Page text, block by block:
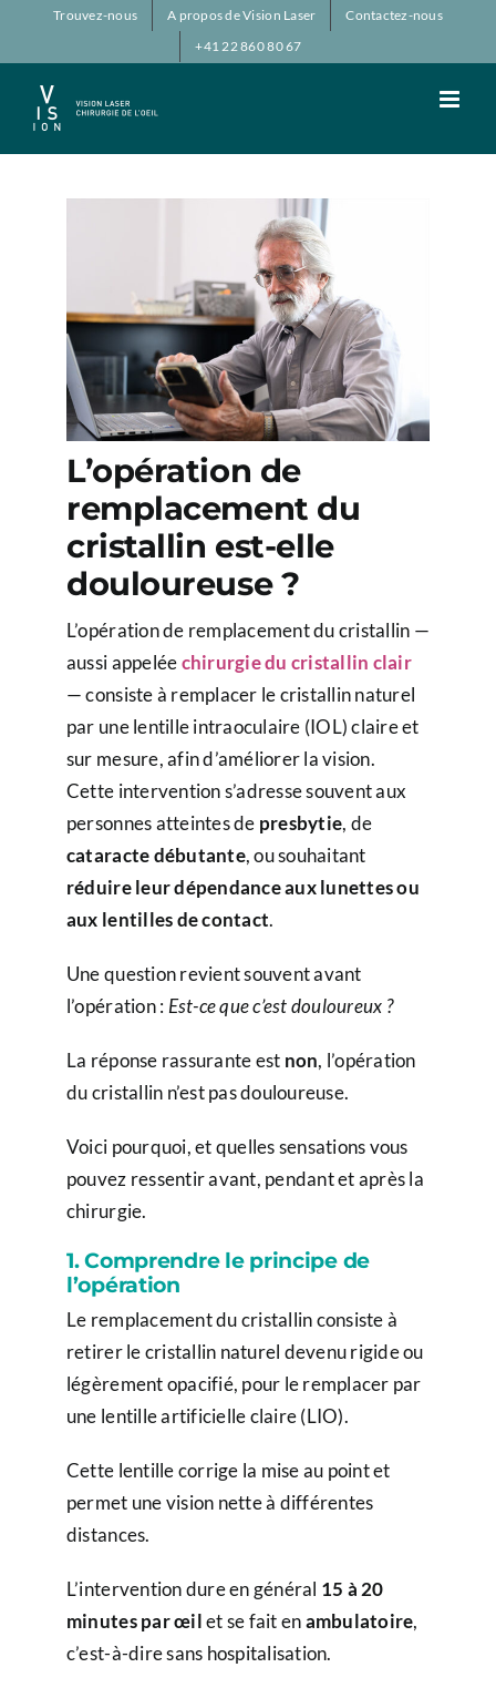
PasserTrouvez-nous A propos de Vision Laser
Contactez-nous
+41 22 860 80 67
L’opération de
remplacement du
cristallin est-elle
douloureuse ?
L’opération de remplacement du cristallin —
aussi appeléechirurgie du cristallin clair
— consiste à remplacer le cristallin naturel
par une lentille intraoculaire (IOL) claire et
sur mesure, afin d’améliorer la vision.
Cette intervention s’adresse souvent aux
personnes atteintes de presbytie, de
cataracte débutante, ou souhaitant
réduire leur dépendance aux lunettes ou
aux lentilles de contact.
Une question revient souvent avant
l’opération : Est-ce que c’est douloureux ?
La réponse rassurante est non, l’opération
du cristallin n’est pas douloureuse.
Voici pourquoi, et quelles sensations vous
pouvez ressentir avant, pendant et après la
chirurgie.
1. Comprendre le principe de
l’opération
Le remplacement du cristallin consiste à
retirer le cristallin naturel devenu rigide ou
légèrement opacifié, pour le remplacer par
une lentille artificielle claire (LIO).
Cette lentille corrige la mise au point et
permet une vision nette à différentes
distances.
L’intervention dure en général 15 à 20
minutes par œilet se fait enambulatoire,
c’est-à-dire sans hospitalisation.